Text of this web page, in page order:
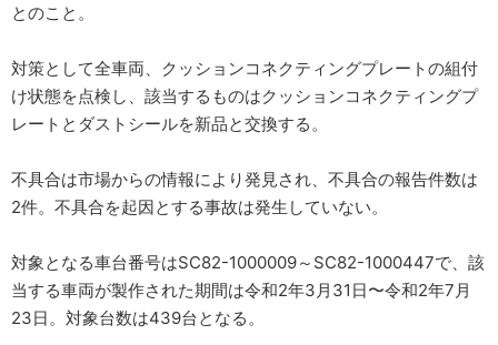
とのこと。
対策として全車両、クッションコネクティングプレートの組付
け状態を点検し、該当するものはクッションコネクティングプ
レートとダストシールを新品と交換する。
不具合は市場からの情報により発見され、不具合の報告件数は
2件。不具合を起因とする事故は発生していない。
対象となる車台番号はSC82-1000009～SC82-1000447で、該
当する車両が製作された期間は令和2年3月31日〜令和2年7月
23日。対象台数は439台となる。